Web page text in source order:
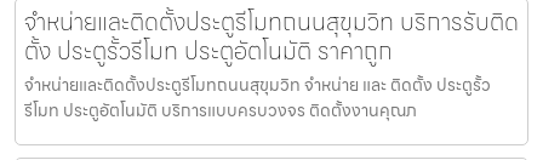
จำหน่ายและติดตั้งประตูรีโมทถนนสุขุมวิท บริการรับติด
ตั้ง ประตูรั้วรีโมท ประตูอัตโนมัติ ราคาถูก
จำหน่ายและติดตั้งประตูรีโมทถนนสุขุมวิท จำหน่าย และ ติดตั้ง ประตูรั้ว
รีโมท ประตูอัตโนมัติ บริการแบบครบวงจร ติดตั้งงานคุณภ